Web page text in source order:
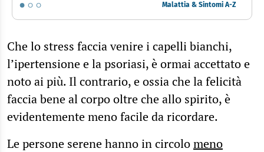
Malattia & Sintomi A-Z
Che lo stress faccia venire i capelli bianchi,
l’ipertensione e la psoriasi, è ormai accettato e
noto ai più. Il contrario, e ossia che la felicità
faccia bene al corpo oltre che allo spirito, è
evidentemente meno facile da ricordare.
Le persone serene hanno in circolomeno